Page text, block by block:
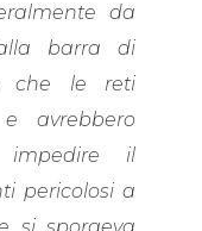
da
barra di
che le reti
avrebbero
il
pericolosi a